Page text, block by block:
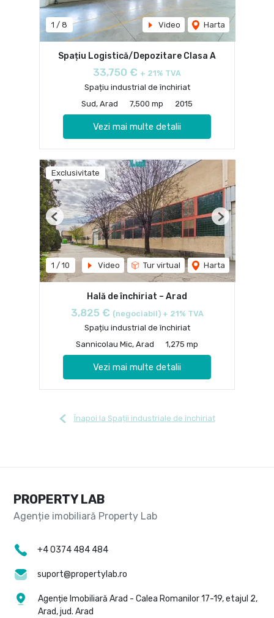
1 / 8 Video Harta
Spațiu Logistică/Depozitare Clasa A
33,750 € + 21% TVA
Spațiu industrial de închiriat
Sud, Arad
7,500 mp 2015
Vezi mai multe detalii
Exclusivitate
1 / 10 Video Tur virtual Harta
Previous Next
Hală de închiriat – Arad
3,825 € (negociabil) + 21% TVA
Spațiu industrial de închiriat
Sannicolau Mic, Arad
1,275 mp
Vezi mai multe detalii
Înapoi la Spații industriale de închiriat
PROPERTY LAB
+4 0374 484 484
suport@propertylab.ro
Agenție Imobiliară Arad - Calea Romanilor 17-19, etajul 2,
Arad, jud. Arad